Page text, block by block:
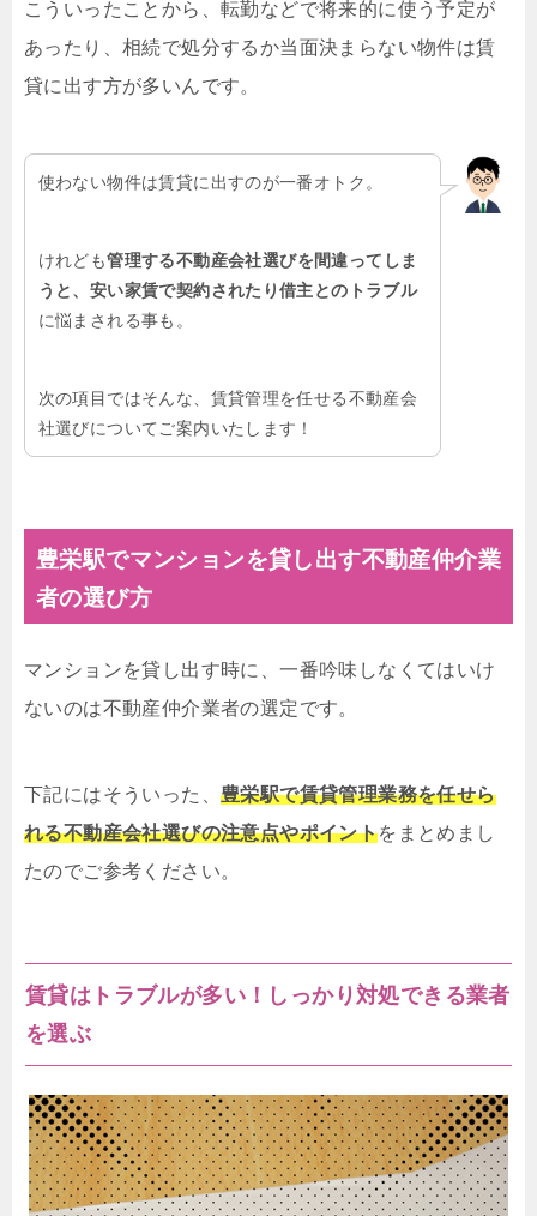
こういったことから、転勤などで将来的に使う予定が
あったり、相続で処分するか当面決まらない物件は賃
貸に出す方が多いんです。
使わない物件は賃貸に出すのが一番オトク。
けれども管理する不動産会社選びを間違ってしま
うと、安い家賃で契約されたり借主とのトラブル
に悩まされる事も。
次の項目ではそんな、賃貸管理を任せる不動産会
社選びについてご案内いたします！
豊栄駅でマンションを貸し出す不動産仲介業
者の選び方
マンションを貸し出す時に、一番吟味しなくてはいけ
ないのは不動産仲介業者の選定です。
下記にはそういった、 豊栄駅で賃貸管理業務を任せら
れる不動産会社選びの注意点やポイントをまとめまし
たのでご参考ください。
賃貸はトラブルが多い！しっかり対処できる業者
を選ぶ